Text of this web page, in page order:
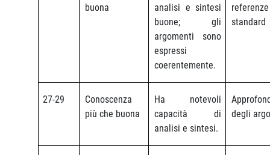
buona
analisi e sintesi
buone; gli
argomenti sono
espressi
coerentemente.
referenze
standard
27-29
Conoscenza
più che buona
Ha notevoli
capacità di
analisi e sintesi.
degli